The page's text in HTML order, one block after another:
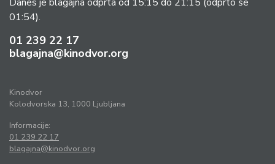
01:54).
01 239 22 17
blagajna@kinodvor.org
Kinodvor
Kolodvorska 13, 1000 Ljubljana
Informacije:
01 239 22 17
blagajna@kinodvor.org